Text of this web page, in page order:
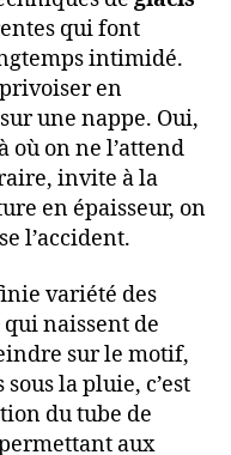
qui font
intimidé.
en
une nappe. Oui,
on ne l’attend
invite à la
en épaisseur, on
l’accident.
variété des
qui naissent de
sur le motif,
la pluie, c’est
du tube de
aux